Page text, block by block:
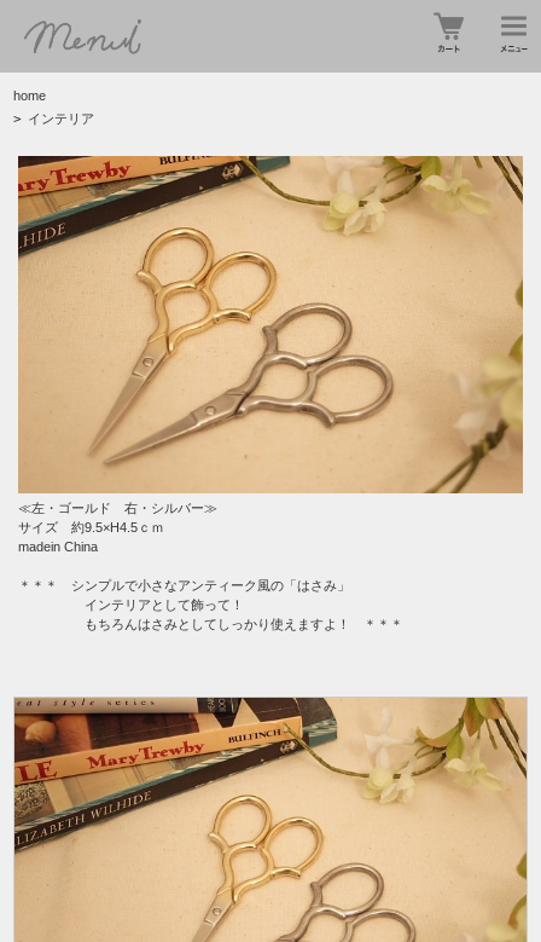
home
> インテリア
≪左・ゴールド 右・シルバー≫
サイズ 約9.5×H4.5ｃｍ
madein China
＊＊＊ シンプルで小さなアンティーク風の「はさみ」
インテリアとして飾って！
もちろんはさみとしてしっかり使えますよ！ ＊＊＊